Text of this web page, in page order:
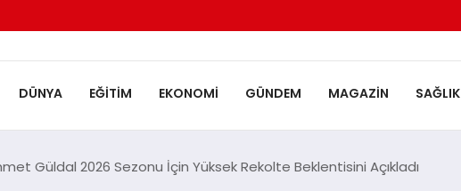
DÜNYA EĞITIM EKONOMI GÜNDEM MAGAZIN SAĞLIK
Güldal 2026 Sezonu İçin Yüksek Rekolte Beklentisini Açıkladı